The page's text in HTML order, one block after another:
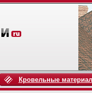
Кровельные